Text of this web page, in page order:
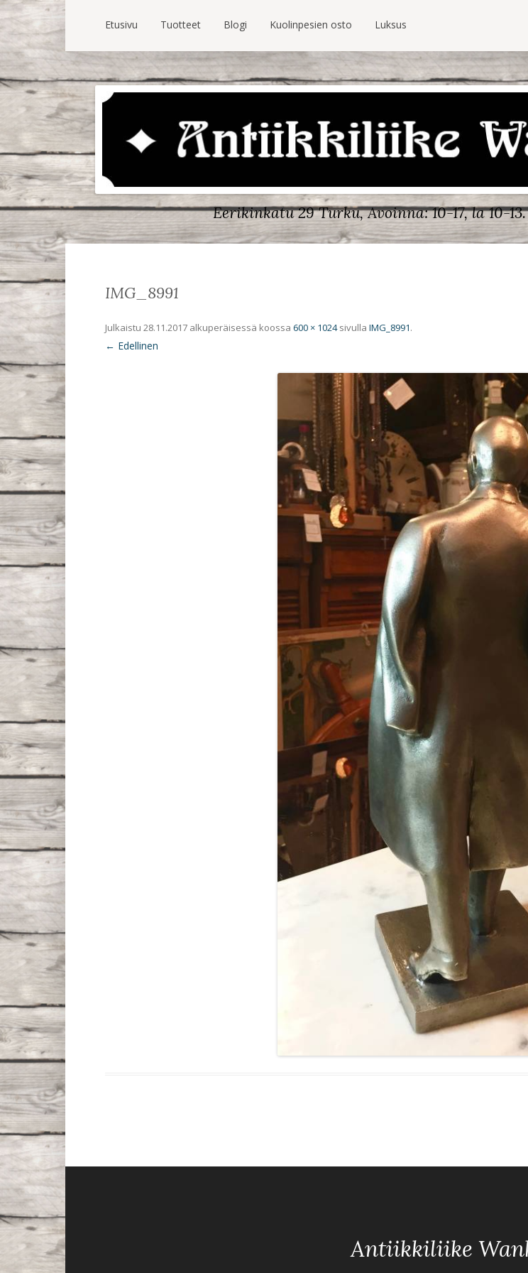
Etusivu Tuotteet Blogi Kuolinpesien osto Luksus
Eerikinkatu 29 Turku, Avoinna: 10-17, la 10-13.
IMG_8991
Julkaistu 28.11.2017 alkuperäisessä koossa 600 × 1024sivulla IMG_8991.
← Edellinen
Antiikkiliike